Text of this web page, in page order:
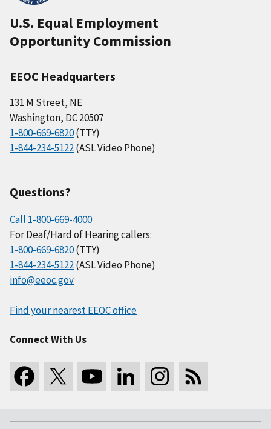
U.S. Equal Employment
Opportunity Commission
EEOC Headquarters
131 M Street, NE
Washington, DC 20507
1-800-669-6820(TTY)
1-844-234-5122(ASL Video Phone)
Questions?
Call 1-800-669-4000
For Deaf/Hard of Hearing callers:
1-800-669-6820(TTY)
1-844-234-5122(ASL Video Phone)
info@eeoc.gov
Find your nearest EEOC office
Connect With Us